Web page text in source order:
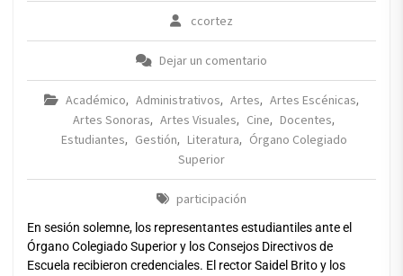
ccortez
Dejar un comentario
Académico, Administrativos, Artes, Artes Escénicas,
Artes Sonoras, Artes Visuales, Cine, Docentes,
Estudiantes, Gestión, Literatura,
Órgano Colegiado
Superior
participación
En sesión solemne, los representantes estudiantiles ante el
Órgano Colegiado Superior y los Consejos Directivos de
Escuela recibieron credenciales. El rector Saidel Brito y los